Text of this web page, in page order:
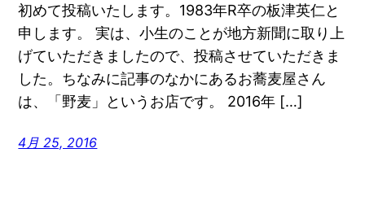
初めて投稿いたします。1983年R卒の板津英仁と
申します。 実は、小生のことが地方新聞に取り上
げていただきましたので、投稿させていただきま
した。ちなみに記事のなかにあるお蕎麦屋さん
は、「野麦」というお店です。 2016年 […]
4月 25, 2016